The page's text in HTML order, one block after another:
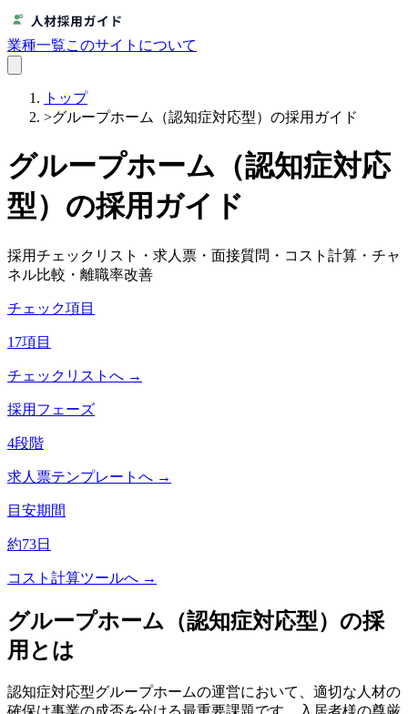
業種一覧このサイトについて
トップ
>グループホーム（認知症対応型）の採用ガイド
グループホーム（認知症対応
型） の採用ガイド
採用チェックリスト・求人票・面接質問・コスト計算・チャ
ネル比較・離職率改善
チェック項目
17項目
チェックリストへ →
採用フェーズ
4段階
求人票テンプレートへ →
目安期間
約73日
コスト計算ツールへ →
グループホーム（認知症対応型） の採
用とは
認知症対応型グループホームの運営において、適切な人材の
確保は事業の成否を分ける最重要課題です。入居者様の尊厳